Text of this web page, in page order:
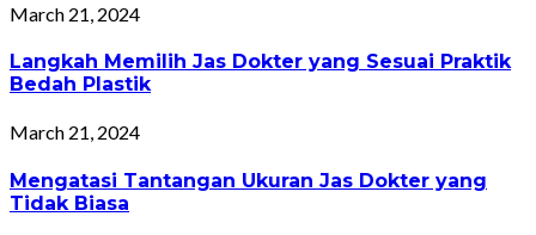
March 21, 2024
Langkah Memilih Jas Dokter yang Sesuai Praktik
Bedah Plastik
March 21, 2024
Mengatasi Tantangan Ukuran Jas Dokter yang
Tidak Biasa